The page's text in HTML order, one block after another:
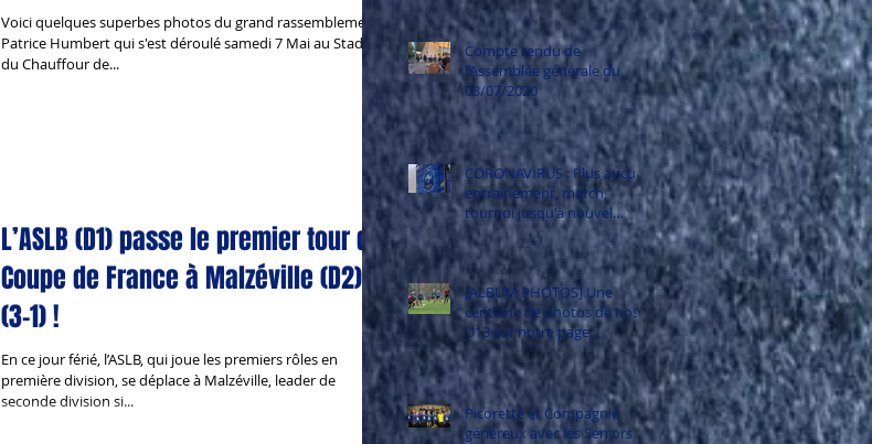
Voici quelques superbes photos du grand rassemblement
Patrice Humbert qui s'est déroulé samedi 7 Mai au Stade
du Chauffour de...
L’ASLB (D1) passe le premier tour de
Coupe de France à Malzéville (D2)
(3-1) !
En ce jour férié, l’ASLB, qui joue les premiers rôles en
première division, se déplace à Malzéville, leader de
seconde division si...
Compte rendu de
l’Assemblée générale du
03/07/2020
CORONAVIRUS : Plus aucun
entraînement, match,
tournoi jusqu'à nouvel
ordre
[ALBUM PHOTOS] Une
centaine de photos de nos
U13 sur notre page
Facebook
Picorette et Compagnie
généreux avec les Séniors C